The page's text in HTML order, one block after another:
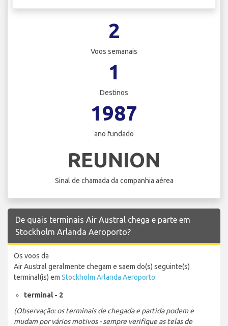
2
Voos semanais
1
Destinos
1987
ano fundado
REUNION
Sinal de chamada da companhia aérea
De quais terminais Air Austral chega e parte em
Stockholm Arlanda Aeroporto?
Os voos da
Air Austral geralmente chegam e saem do(s) seguinte(s)
terminal(is) em Stockholm Arlanda Aeroporto:
terminal - 2
(Observação: os terminais de chegada e partida podem e
mudam por vários motivos - sempre verifique as telas de